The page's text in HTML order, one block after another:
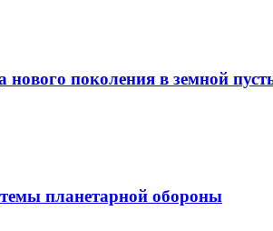
поколения в земной
планетарной обороны